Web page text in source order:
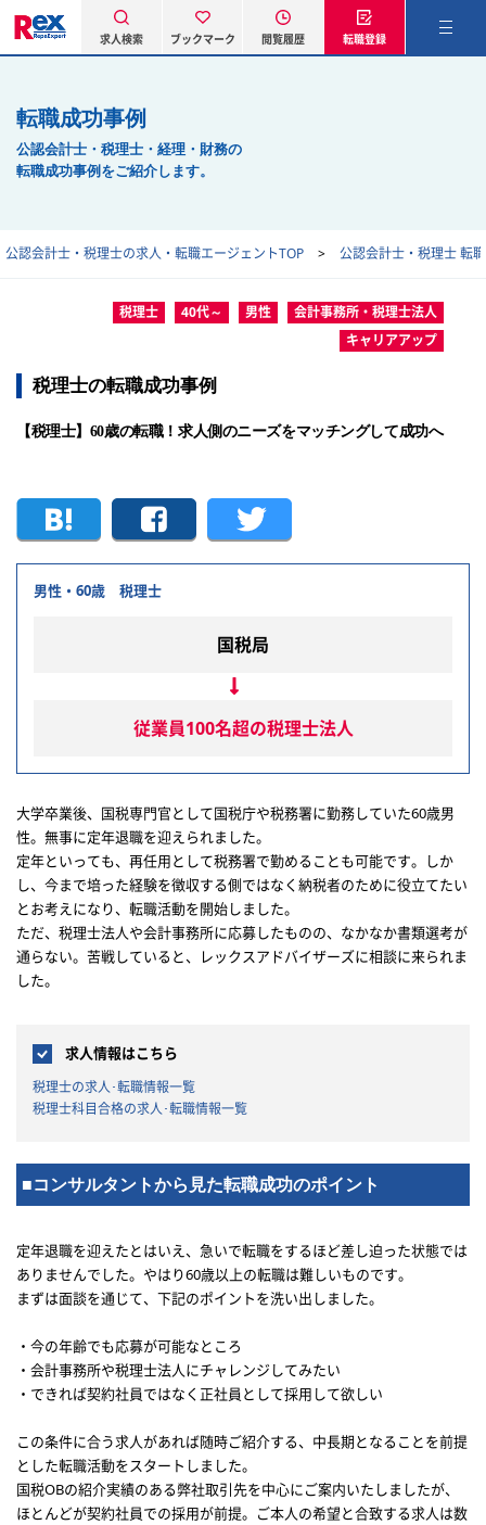
求人検索 ブックマーク 閲覧履歴 転職登録
転職成功事例
公認会計士・税理士・経理・財務の
転職成功事例をご紹介します。
公認会計士・税理士の求人・転職エージェントTOP 公認会計士・税理士 転
税理士 40代～ 男性
会計事務所・税理士法人
キャリアアップ
税理士の転職成功事例
【税理士】60歳の転職！求人側のニーズをマッチングして成功へ
男性・60歳 税理士
国税局
従業員100名超の税理士法人
大学卒業後、国税専門官として国税庁や税務署に勤務していた60歳男
性。無事に定年退職を迎えられました。
定年といっても、再任用として税務署で勤めることも可能です。しか
し、今まで培った経験を徴収する側ではなく納税者のために役立てたい
とお考えになり、転職活動を開始しました。
ただ、税理士法人や会計事務所に応募したものの、なかなか書類選考が
通らない。苦戦していると、レックスアドバイザーズに相談に来られま
した。
求人情報はこちら
税理士の求人･転職情報一覧
税理士科目合格の求人･転職情報一覧
■コンサルタントから見た転職成功のポイント
定年退職を迎えたとはいえ、急いで転職をするほど差し迫った状態では
ありませんでした。やはり60歳以上の転職は難しいものです。
まずは面談を通じて、下記のポイントを洗い出しました。
・今の年齢でも応募が可能なところ
・会計事務所や税理士法人にチャレンジしてみたい
・できれば契約社員ではなく正社員として採用して欲しい
この条件に合う求人があれば随時ご紹介する、中長期となることを前提
とした転職活動をスタートしました。
国税OBの紹介実績のある弊社取引先を中心にご案内いたしましたが、
ほとんどが契約社員での採用が前提。ご本人の希望と合致する求人は数